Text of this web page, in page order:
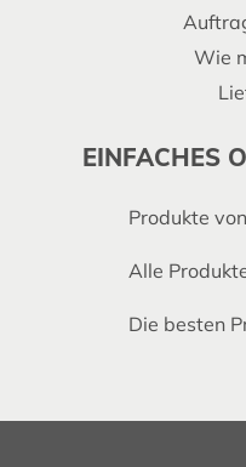
Wie
EINFACHES
Produkte
Alle
Die besten